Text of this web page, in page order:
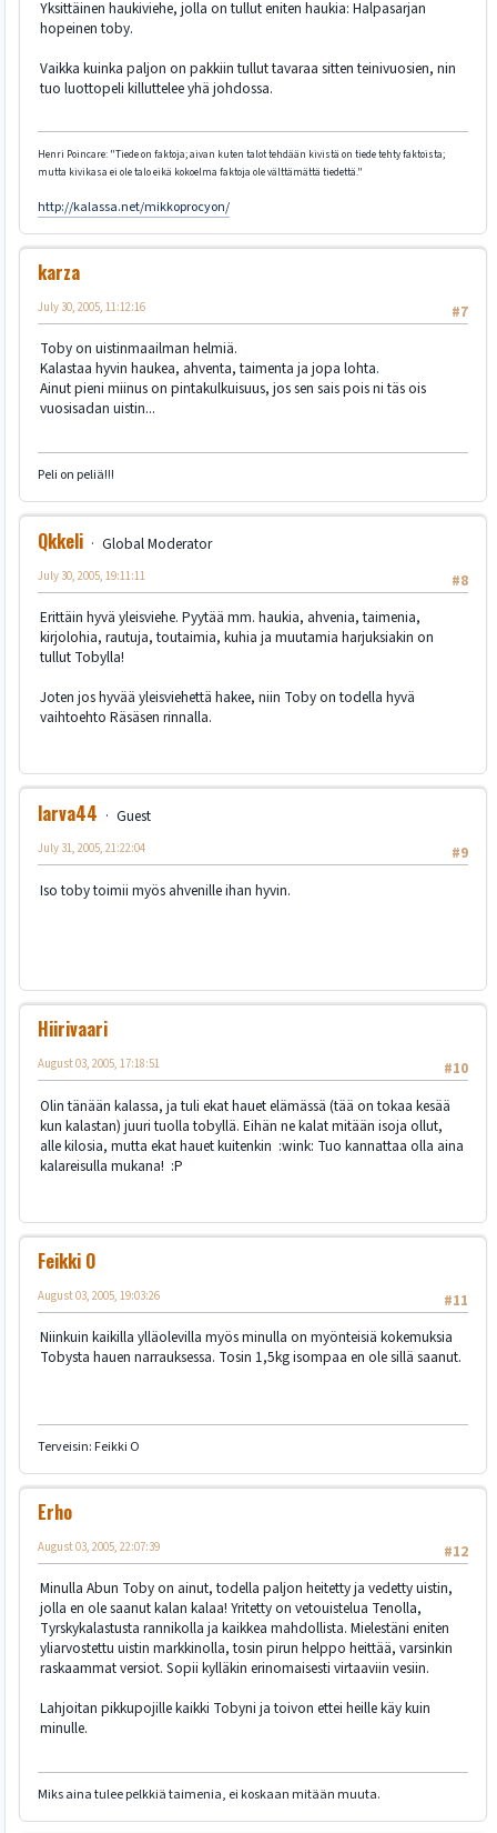
Yksittäinen haukiviehe, jolla on tullut eniten haukia: Halpasarjan
hopeinen toby.
Vaikka kuinka paljon on pakkiin tullut tavaraa sitten teinivuosien, nin
tuo luottopeli killuttelee yhä johdossa.
Henri Poincare: "Tiede on faktoja; aivan kuten talot tehdään kivistä on tiede tehty faktoista;
mutta kivikasa ei ole talo eikä kokoelma faktoja ole välttämättä tiedettä."
http://kalassa.net/mikkoprocyon/
karza
#7
July 30, 2005, 11:12:16
Toby on uistinmaailman helmiä.
Kalastaa hyvin haukea, ahventa, taimenta ja jopa lohta.
Ainut pieni miinus on pintakulkuisuus, jos sen sais pois ni täs ois
vuosisadan uistin...
Peli on peliä!!!
Qkkeli
Global Moderator
#8
July 30, 2005, 19:11:11
Erittäin hyvä yleisviehe. Pyytää mm. haukia, ahvenia, taimenia,
kirjolohia, rautuja, toutaimia, kuhia ja muutamia harjuksiakin on
tullut Tobylla!
Joten jos hyvää yleisviehettä hakee, niin Toby on todella hyvä
vaihtoehto Räsäsen rinnalla.
larva44
Guest
#9
July 31, 2005, 21:22:04
Iso toby toimii myös ahvenille ihan hyvin.
Hiirivaari
#10
August 03, 2005, 17:18:51
Olin tänään kalassa, ja tuli ekat hauet elämässä (tää on tokaa kesää
kun kalastan) juuri tuolla tobyllä. Eihän ne kalat mitään isoja ollut,
alle kilosia, mutta ekat hauet kuitenkin :wink: Tuo kannattaa olla aina
kalareisulla mukana! :P
Feikki O
#11
August 03, 2005, 19:03:26
Niinkuin kaikilla ylläolevilla myös minulla on myönteisiä kokemuksia
Tobysta hauen narrauksessa. Tosin 1,5kg isompaa en ole sillä saanut.
Terveisin: Feikki O
Erho
#12
August 03, 2005, 22:07:39
Minulla Abun Toby on ainut, todella paljon heitetty ja vedetty uistin,
jolla en ole saanut kalan kalaa! Yritetty on vetouistelua Tenolla,
Tyrskykalastusta rannikolla ja kaikkea mahdollista. Mielestäni eniten
yliarvostettu uistin markkinolla, tosin pirun helppo heittää, varsinkin
raskaammat versiot. Sopii kylläkin erinomaisesti virtaaviin vesiin.
Lahjoitan pikkupojille kaikki Tobyni ja toivon ettei heille käy kuin
minulle.
Miks aina tulee pelkkiä taimenia, ei koskaan mitään muuta.